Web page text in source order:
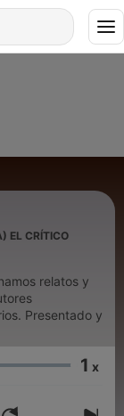
EL CRÍTICO
relatos y
Presentado y
1 x